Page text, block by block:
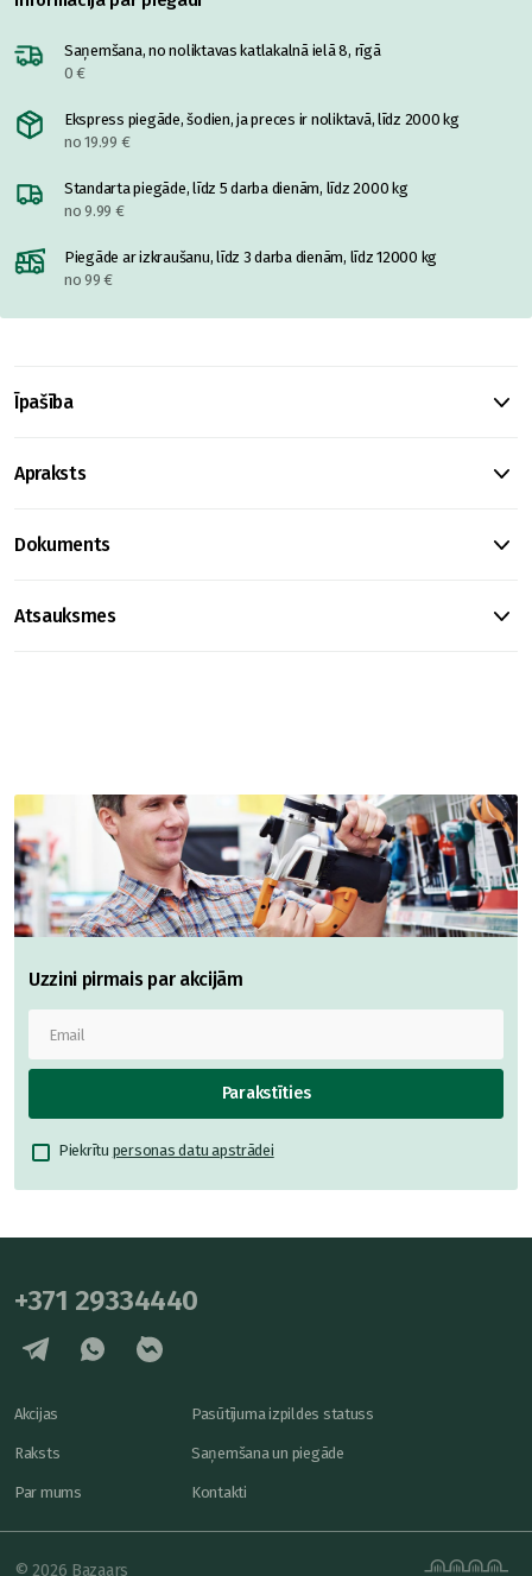
Saņemšana, no noliktavas katlakalnā ielā 8, rīgā
0 €
Ekspress piegāde, šodien, ja preces ir noliktavā, līdz 2000 kg
no 19.99 €
Standarta piegāde, līdz 5 darba dienām, līdz 2000 kg
no 9.99 €
Piegāde ar izkraušanu, līdz 3 darba dienām, līdz 12000 kg
no 99 €
Īpašība
Apraksts
Dokuments
Atsauksmes
Uzzini pirmais par akcijām
Parakstīties
Piekrītu personas datu apstrādei
+371 29334440
Akcijas
Raksts
Par mums
Pasūtījuma izpildes statuss
Saņemšana un piegāde
Kontakti
© 2026 Bazaars